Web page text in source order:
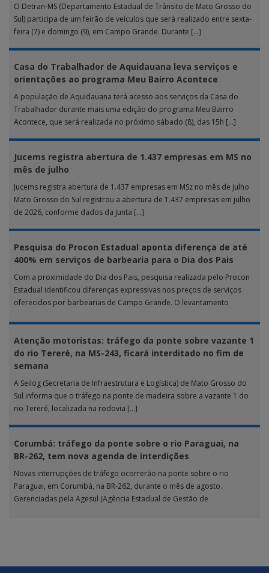
O Detran-MS (Departamento Estadual de Trânsito de Mato Grosso do
Sul) participa de um feirão de veículos que será realizado entre sexta-
feira (7) e domingo (9), em Campo Grande. Durante […]
Casa do Trabalhador de Aquidauana leva serviços e
orientações ao programa Meu Bairro Acontece
A população de Aquidauana terá acesso aos serviços da Casa do
Trabalhador durante mais uma edição do programa Meu Bairro
Acontece, que será realizada no próximo sábado (8), das 15h […]
Jucems registra abertura de 1.437 empresas em MS no
mês de julho
Jucems registra abertura de 1.437 empresas em MSz no mês de julho
Mato Grosso do Sul registrou a abertura de 1.437 empresas em julho
de 2026, conforme dados da Junta […]
Pesquisa do Procon Estadual aponta diferença de até
400% em serviços de barbearia para o Dia dos Pais
Com a proximidade do Dia dos Pais, pesquisa realizada pelo Procon
Estadual identificou diferenças expressivas nos preços de serviços
oferecidos por barbearias de Campo Grande. O levantamento
Atenção motoristas: tráfego da ponte sobre vazante 1
do rio Tereré, na MS-243, ficará interditado no fim de
semana
A Seilog (Secretaria de Infraestrutura e Logística) de Mato Grosso do
Sul informa que o tráfego na ponte de madeira sobre a vazante 1 do
rio Tereré, localizada na rodovia […]
Corumbá: tráfego da ponte sobre o rio Paraguai, na
BR-262, tem nova agenda de interdições
Novas interrupções de tráfego ocorrerão na ponte sobre o rio
Paraguai, em Corumbá, na BR-262, durante o mês de agosto.
Gerenciadas pela Agesul (Agência Estadual de Gestão de